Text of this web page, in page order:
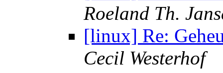
Roeland Th.
[linux] Re:
Cecil Westerhof